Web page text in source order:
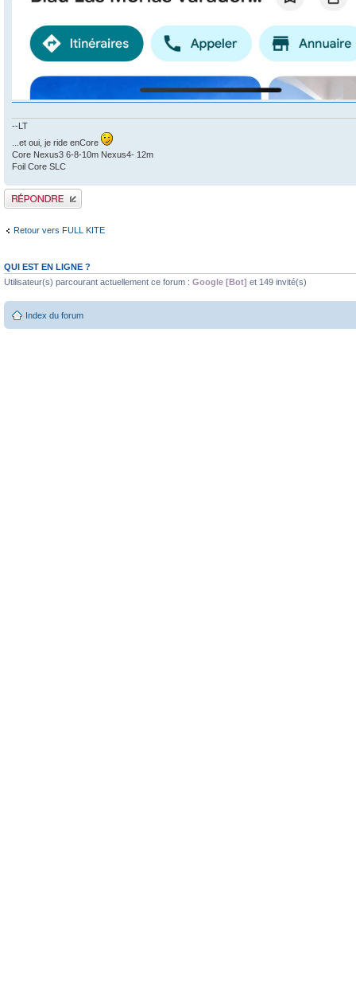
--LT
...et oui, je ride enCore
Core Nexus3 6-8-10m Nexus4- 12m
Foil Core SLC
Publier une réponse
Retour vers FULL KITE
QUI EST EN LIGNE ?
Utilisateur(s) parcourant actuellement ce forum : Google [Bot] et 149 invité(s)
Index du forum